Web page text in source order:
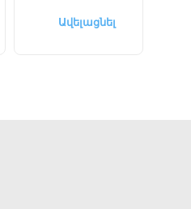
Ավելացնել